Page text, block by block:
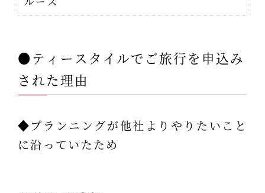
●ティースタイルでご旅行を申込み
された理由
◆プランニングが他社よりやりたいこと
に沿っていたため